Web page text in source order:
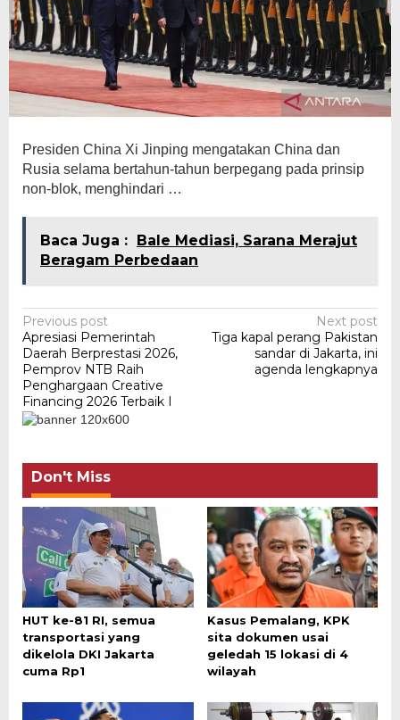
Presiden China Xi Jinping mengatakan China dan
Rusia selama bertahun-tahun berpegang pada prinsip
non-blok, menghindari …
Baca Juga :
Bale Mediasi, Sarana Merajut
Beragam Perbedaan
Post
navigation
Previous post
Apresiasi Pemerintah
Daerah Berprestasi 2026,
Pemprov NTB Raih
Penghargaan Creative
Financing 2026 Terbaik I
Next post
Tiga kapal perang Pakistan
sandar di Jakarta, ini
agenda lengkapnya
Don't Miss
HUT ke-81 RI, semua
transportasi yang
dikelola DKI Jakarta
cuma Rp1
Kasus Pemalang, KPK
sita dokumen usai
geledah 15 lokasi di 4
wilayah